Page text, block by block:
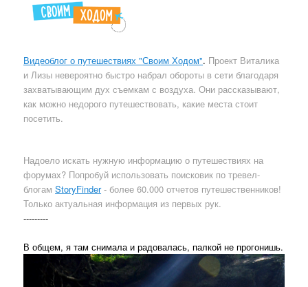
Видеоблог о путешествиях "Своим Ходом". Проект Виталика
и Лизы невероятно быстро набрал обороты в сети благодаря
захватывающим дух съемкам с воздуха. Они рассказывают,
как можно недорого путешествовать, какие места стоит
посетить.
Надоело искать нужную информацию о путешествиях на
форумах? Попробуй использовать поисковик по тревел-
блогамStoryFinder- более 60.000 отчетов путешественников!
Только актуальная информация из первых рук.
---------
В общем, я там снимала и радовалась, палкой не прогонишь.